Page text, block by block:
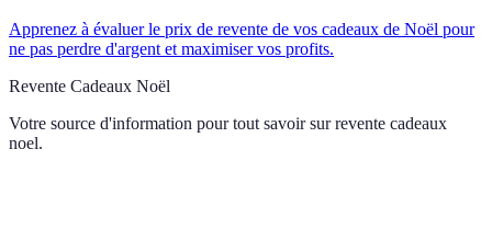
Apprenez à évaluer le prix de revente de vos cadeaux de Noël pour
ne pas perdre d'argent et maximiser vos profits.
Revente Cadeaux Noël
Votre source d'information pour tout savoir sur revente cadeaux
noel.